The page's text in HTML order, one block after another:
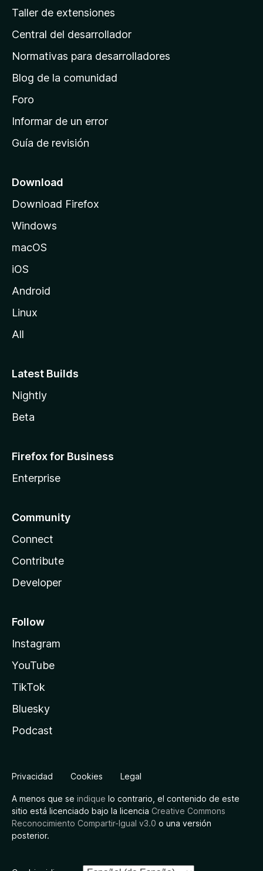
n
a
e
i
n
c
o
e
M
i
l
Taller de extensiones
Central del desarrollador
Normativas para desarrolladores
Blog de la comunidad
Foro
Informar de un error
Guía de revisión
Download
Download Firefox
Windows
macOS
iOS
Android
Linux
All
Latest Builds
Nightly
Beta
Firefox for Business
Enterprise
Community
Connect
Contribute
Developer
Follow
Instagram
YouTube
TikTok
Bluesky
Podcast
Privacidad Cookies Legal
A menos que se indique lo contrario, el contenido de este
sitio está licenciado bajo la licencia Creative Commons
Reconocimiento Compartir-Igual v3.0 o una versión
posterior.